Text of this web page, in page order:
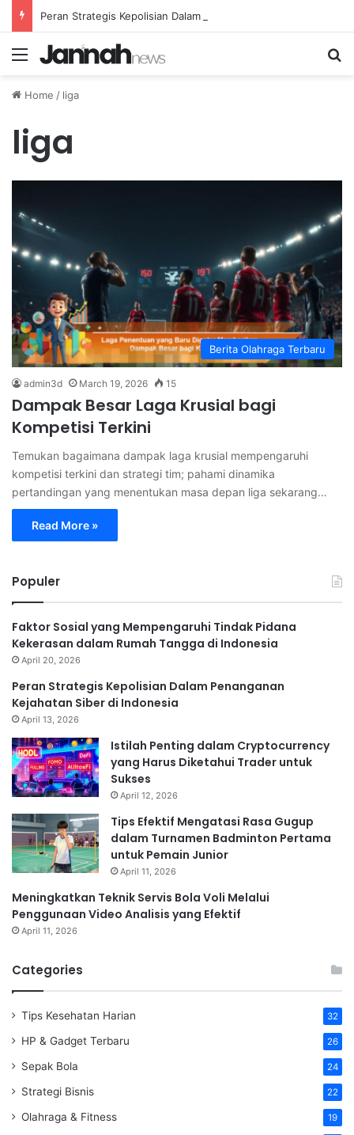
Menu
Home / liga
liga
Berita Olahraga Terbaru
admin3d March 19, 2026 15
Dampak Besar Laga Krusial bagi
Kompetisi Terkini
Temukan bagaimana dampak laga krusial mempengaruhi
kompetisi terkini dan strategi tim; pahami dinamika
pertandingan yang menentukan masa depan liga sekarang…
Read More »
Populer
Faktor Sosial yang Mempengaruhi Tindak Pidana
Kekerasan dalam Rumah Tangga di Indonesia
April 20, 2026
Peran Strategis Kepolisian Dalam Penanganan
Kejahatan Siber di Indonesia
April 13, 2026
Istilah Penting dalam Cryptocurrency
yang Harus Diketahui Trader untuk
Sukses
April 12, 2026
Tips Efektif Mengatasi Rasa Gugup
dalam Turnamen Badminton Pertama
untuk Pemain Junior
April 11, 2026
Meningkatkan Teknik Servis Bola Voli Melalui
Penggunaan Video Analisis yang Efektif
April 11, 2026
Categories
Tips Kesehatan Harian 32
HP & Gadget Terbaru 26
Sepak Bola 24
Strategi Bisnis 22
Olahraga & Fitness 19